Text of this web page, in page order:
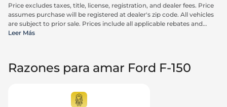
Price excludes taxes, title, license, registration, and dealer fees. Price
assumes purchase will be registered at dealer's zip code. All vehicles
are subject to prior sale. Prices include all applicable rebates and
incentives available to all consumers; additional rebates may apply.
Leer Más
Razones para amar Ford F-150